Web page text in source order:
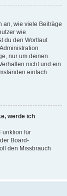
an, wie viele Beiträge
wie
du den Wortlaut
nur um deinen
nicht und ein
einfach
werde ich
für
Board-
den Missbrauch